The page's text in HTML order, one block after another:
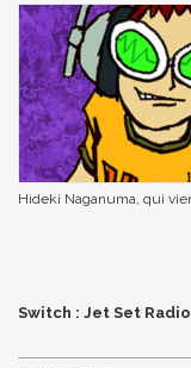
Hideki Naganuma, qui
Switch : Jet Set